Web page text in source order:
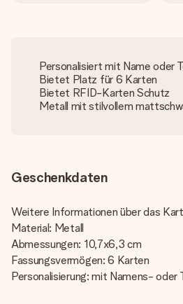
Personalisiert mit Name oder
Bietet Platz für 6 Karten
Bietet RFID-Karten Schutz
Metall mit stilvollem
Geschenkdaten
Weitere Informationen über das
Material: Metall
Abmessungen: 10,7x6,3 cm
Fassungsvermögen: 6 Karten
Personalisierung: mit Namens- oder